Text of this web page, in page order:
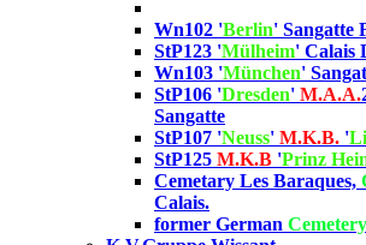
Wn102 'Berlin' Sangatte
StP123 'Mülheim' Calais
Wn103 'München'
StP106 'Dresden' M.A.A.
Sangatte
StP107 'Neuss' M.K.B. '
StP125 M.K.B 'Prinz
Cemetary Les Baraques,
Calais.
former German Cemetery